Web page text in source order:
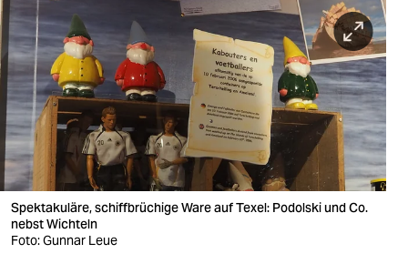
sport
berlin
nord
wahrheit
verlag
verlag
Spektakuläre, schiffbrüchige Ware auf Texel: Podolski und Co.
nebst Wichteln
Foto: Gunnar Leue